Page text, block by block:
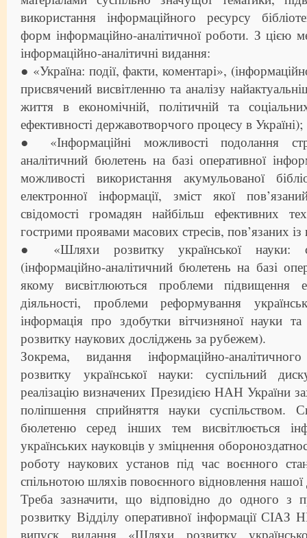
використання інформаційного ресурсу
форм інформаційно-аналітичної роботи. З цією
інформаційно-аналітичні видання:
● «Україна: події, факти, коментарі»,
присвячений висвітленню та аналізу
життя в економічній, політичній та
ефективності державотворчого процесу в Україні);
● «Інформаційні можливості подолання
аналітичний бюлетень на базі оперативної
можливості використання акумульованої
електронної інформації, зміст якої
свідомості громадян найбільш ефективних
гострими проявами масових стресів, пов’язаних із
● «Шляхи розвитку української науки:
(інформаційно-аналітичний бюлетень на базі
якому висвітлюються проблеми підвищення
діяльності, проблеми реформування
інформація про здобутки вітчизняної науки та
розвитку наукових досліджень за рубежем).
Зокрема, видання інформаційно-
розвитку української науки: суспільний
реалізацію визначених Президією НАН України
поліпшення сприйняття науки суспільством.
бюлетеню серед інших тем висвітлюється
українських науковців у зміцнення
роботу наукових установ під час воєнного
спільнотою шляхів повоєнного відновлення
Треба зазначити, що відповідно до одного з
розвитку Відділу оперативної інформації СІАЗ
випуск видання «Шляхи розвитку